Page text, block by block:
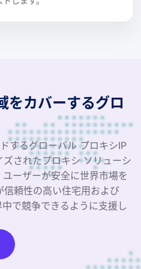
をカバーするグロ
するグローバル プロキシIP
されたプロキシ ソリューシ
ーザーが安全に世界市場を
頼性の高い住宅用および
で競争できるように支援し